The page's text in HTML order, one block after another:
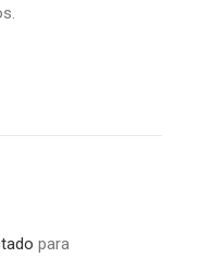
para